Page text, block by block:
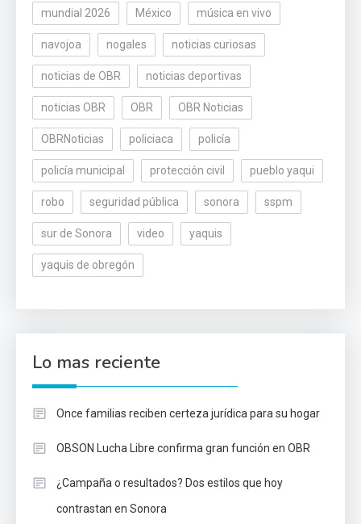
mundial 2026 México música en vivo
navojoa nogales noticias curiosas
noticias de OBR noticias deportivas
noticias OBR OBR OBR Noticias
OBRNoticias policiaca policía
policía municipal protección civil pueblo yaqui
robo seguridad pública sonora sspm
sur de Sonora video yaquis
yaquis de obregón
Lo mas reciente
Once familias reciben certeza jurídica para su hogar
OBSON Lucha Libre confirma gran función en OBR
¿Campaña o resultados? Dos estilos que hoy
contrastan en Sonora